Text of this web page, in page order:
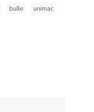
bulle
unimac